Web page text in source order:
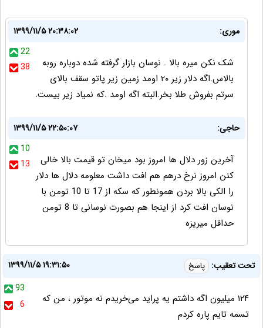
موری:
۱۳۹۹/۱۱/۵ ۲۰:۳۸:۰۲
22
38
شک نکن میره بالا . نوسان بازار گرفته شده دوباره روبه
بالاس.اگه دلار زیر ۲۰ اومد زمین زیر پاتو سقف بالای
سرتم بفروش طلا بخر.البته اگه اومد .که نمیاد زیر بیست.
حاجی:
۱۳۹۹/۱۱/۵ ۲۲:۵۰:۰۷
10
13
آخرین زور دلال ها امروز بود میخان تو قیمت بالا خالی
کنن امروز نرخ درهم هم افت داشت معلومه دلال ها دلار
را الکی بالا بردن همونطور که سکه از 17 تا 10 تومن با
نوسان افت کرد از اینجا هم بصورت نوسانی تا 8 تومن
حداقل میریزه
تحت تعقیب: پاسخ
۱۳۹۹/۱۱/۵ ۱۹:۳۱:۵۰
93
6
۱۲۴ میلیون اگه داشتم یه پراید می‌خریدم نه موتور ، من که
تسمه تایم پاره کردم